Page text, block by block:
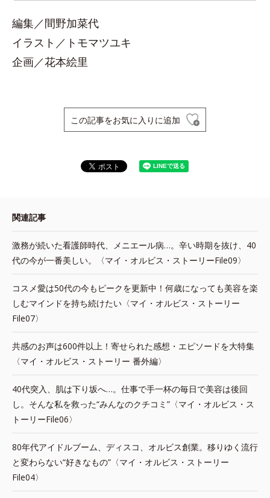
編集／間野加菜代
イラスト／トモマツユキ
企画／花本絵里
この記事をお気に入りに追加
関連記事
激務が続いた看護師時代、メニエール病…。辛い時期を抜け、40
代の今が一番美しい。〈マイ・オルビス・ストーリーFile09〉
コスメ愛は50代の今もピークを更新中！何歳になっても美容を楽
しむマインドを持ち続けたい〈マイ・オルビス・ストーリー
File07〉
共感のお声は600件以上！寄せられた感想・エピソードを大特集
〈マイ・オルビス・ストーリー 番外編〉
40代突入、肌は下り坂へ…。仕事で手一杯の毎日で美容は後回
し。そんな私を救った“みんなのクチコミ”〈マイ・オルビス・ス
トーリーFile06〉
80年代アイドルブーム、ディスコ、オルビス創業。移りゆく流行
と変わらない“好きなもの”〈マイ・オルビス・ストーリー
File04〉